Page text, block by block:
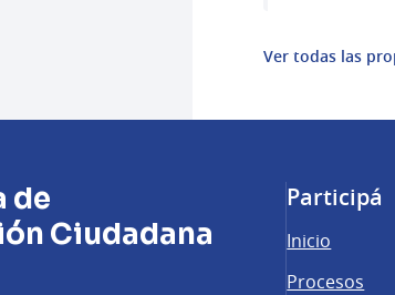
Ver todas las
de
Ciudadana
Participá
Inicio
Procesos